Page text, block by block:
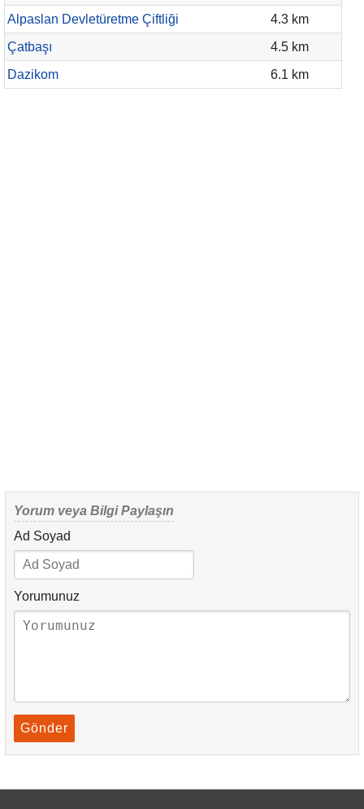
Alpaslan Devletüretme Çiftliği
4.3 km
Çatbaşı
4.5 km
Dazikom
6.1 km
Yorum veya Bilgi Paylaşın
Ad Soyad
Yorumunuz
Gönder